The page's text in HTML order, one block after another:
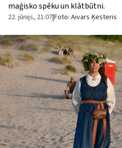
maģisko spēku un klātbūtni.
22. jūnijs, 21:07|Foto: Aivars Ķesteris